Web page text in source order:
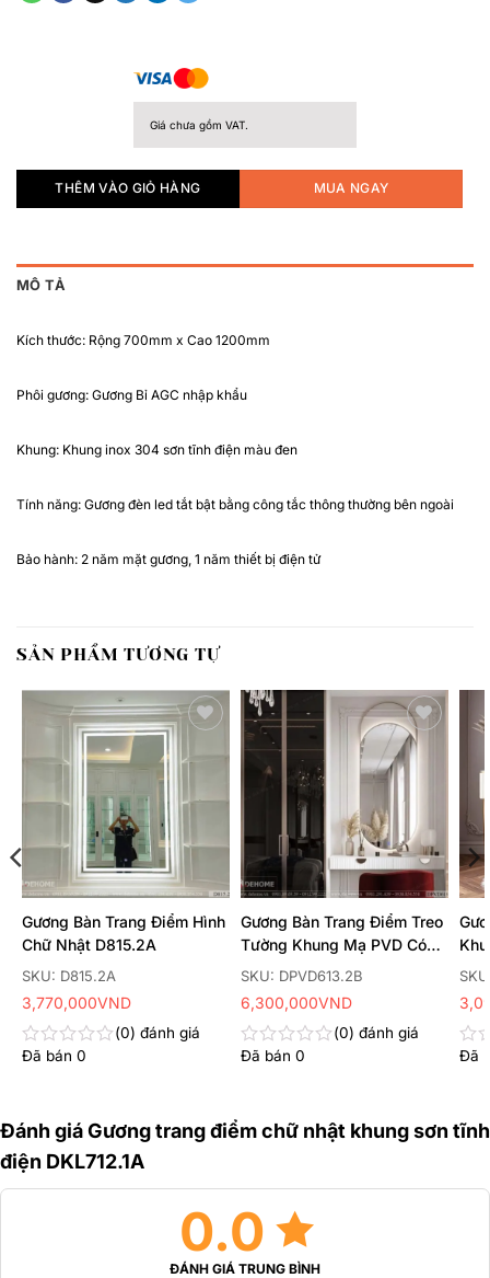
Giá chưa gồm VAT.
THÊM VÀO GIỎ HÀNG MUA NGAY
MÔ TẢ
Kích thước: Rộng 700mm x Cao 1200mm
Phôi gương: Gương Bỉ AGC nhập khẩu
Khung: Khung inox 304 sơn tĩnh điện màu đen
Tính năng: Gương đèn led tắt bật bằng công tắc thông thường bên ngoài
Bảo hành: 2 năm mặt gương, 1 năm thiết bị điện tử
SẢN PHẨM TƯƠNG TỰ
yêu
SKU: D815.2A
Gương Bàn Trang Điểm Hình
Chữ Nhật D815.2A
Được
5
0
đánh giá
Đã bán 0
3,770,000VND
Thêm
yêu
SKU: DPVD613.2B
Gương Bàn Trang Điểm Treo
Tường Khung Mạ PVD Có
Đèn Led DPVD613.2B
Được
5
0
đánh giá
Đã bán 0
6,300,000VND
5
Đã
Đánh giá Gương trang điểm chữ nhật khung sơn tĩnh
điện DKL712.1A
0.0
ĐÁNH GIÁ TRUNG BÌNH